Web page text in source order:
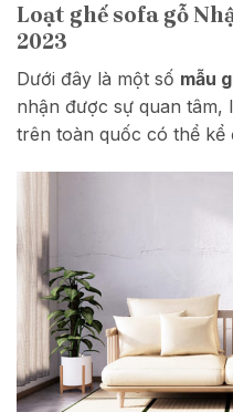
Loạt ghế sofa gỗ
2023
Dưới đây là một số mẫu
nhận được sự quan tâm,
trên toàn quốc có thể kể